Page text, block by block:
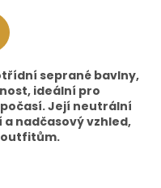
seprané bavlny,
ideální pro
Její neutrální
nadčasový vzhled,
outfitům.